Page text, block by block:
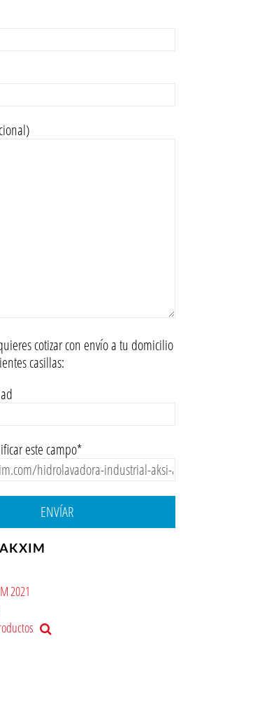
cotizar con envío a tu domicilio
casillas:
este campo*
ENVÍAR
2021